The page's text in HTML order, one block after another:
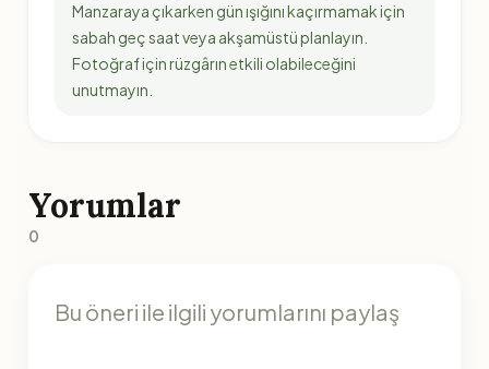
Manzaraya çıkarken gün ışığını kaçırmamak için
sabah geç saat veya akşamüstü planlayın.
Fotoğraf için rüzgârın etkili olabileceğini
unutmayın.
Yorumlar
0